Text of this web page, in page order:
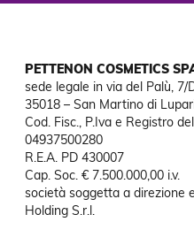
PETTENON COSMETICS
sede legale in via del Palù, 7/
35018 – San Martino di
Cod. Fisc., P.Iva e Registro
04937500280
R.E.A. PD 430007
Cap. Soc. € 7.500.000,00 i.v.
società soggetta a direzione
Holding S.r.l.